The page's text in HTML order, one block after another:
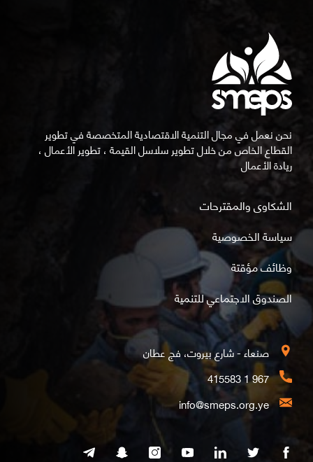
نحن نعمل في مجال التنمية الاقتصادية المتخصصة في تطوير
القطاع الخاص من خلال تطوير سلاسل القيمة ، تطوير الأعمال ،
ريادة الأعمال
الشكاوى والمقترحات
سياسة الخصوصية
وظائف مؤقتة
الصندوق الاجتماعي للتنمية
صنعاء - شارع بيروت، فج عطان
967 1 415583
info@smeps.org.ye